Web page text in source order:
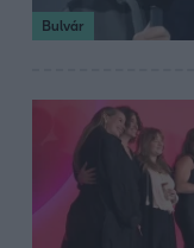
Bulvár